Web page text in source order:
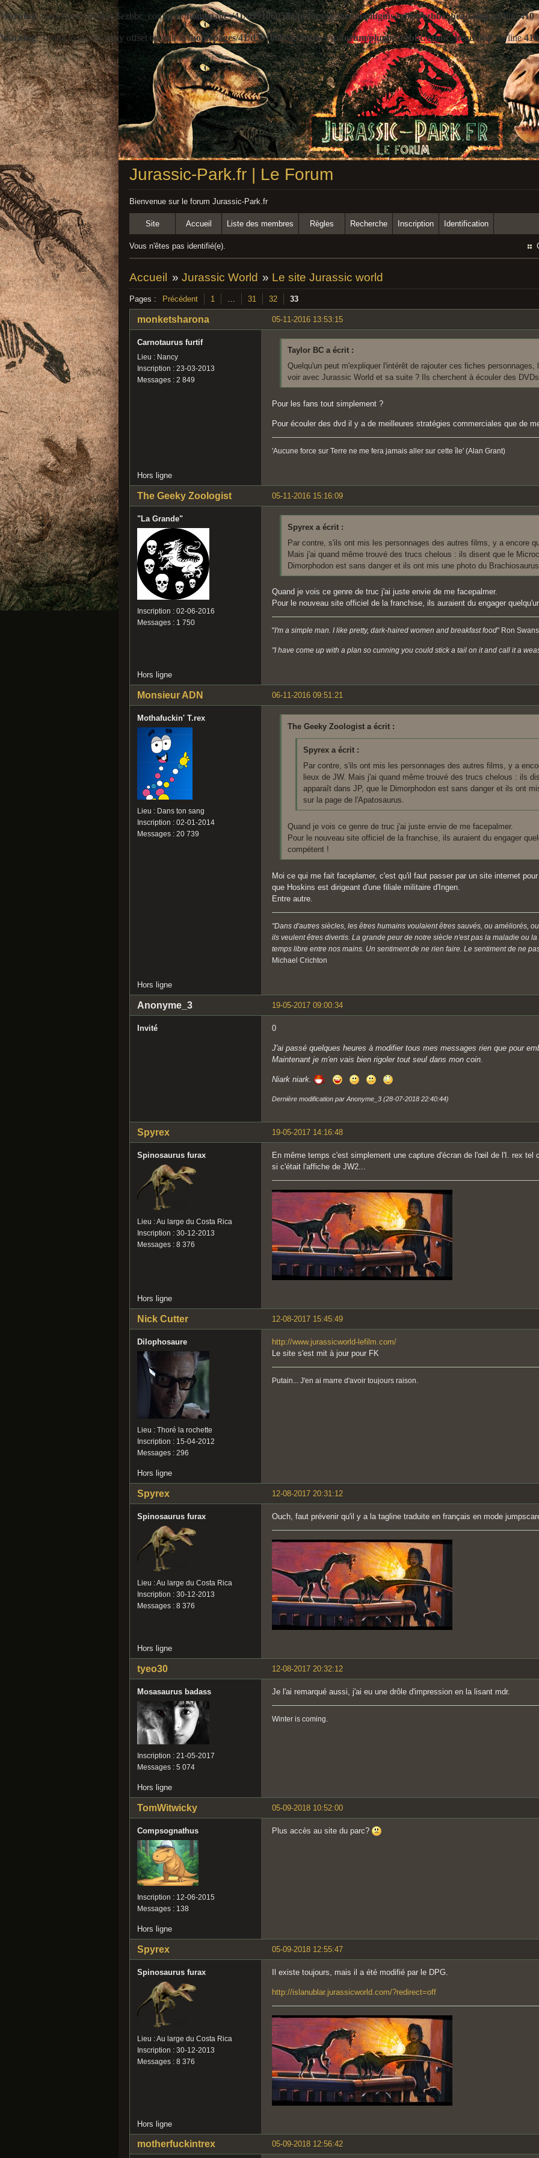
Warning: Undefined variable $ezbbc_config in/homepages/41/d391060533/htdocs/jp/forum/plugins/ezbbc/ezbbc_head.phpon line410
Warning: Trying to access array offset on null in/homepages/41/d391060533/htdocs/jp/forum/plugins/ezbbc/ezbbc_head.phpon line410
Jurassic-Park.fr | Le Forum
Bienvenue sur le forum Jurassic-Park.fr
Site Accueil Liste des membres Règles Recherche Inscription Identification
Vous n'êtes pas identifié(e).
Accueil » Jurassic World » Le site Jurassic world
Pages : Précédent 1 … 31 32 33
05-11-2016 13:53:15
monketsharona
Carnotaurus furtif
Lieu : Nancy
Inscription : 23-03-2013
Messages : 2 849
Taylor BC a écrit :
Quelqu'un peut m'expliquer l'intérêt de rajouter ces fiches personnages,
voir avec Jurassic World et sa suite ? Ils cherchent à écouler des
Pour les fans tout simplement ?
Pour écouler des dvd il y a de meilleures stratégies commerciales que de
'Aucune force sur Terre ne me fera jamais aller sur cette île' (Alan Grant)
Hors ligne
05-11-2016 15:16:09
The Geeky Zoologist
"La Grande"
Inscription : 02-06-2016
Messages : 1 750
Spyrex a écrit :
Par contre, s'ils ont mis les personnages des autres films, y a encore
Mais j'ai quand même trouvé des trucs chelous : ils disent que le
Dimorphodon est sans danger et ils ont mis une photo du
Quand je vois ce genre de truc j'ai juste envie de me facepalmer.
Pour le nouveau site officiel de la franchise, ils auraient du engager
"I'm a simple man. I like pretty, dark-haired women and breakfast food" Ron
"I have come up with a plan so cunning you could stick a tail on it and call it a
Hors ligne
06-11-2016 09:51:21
Monsieur ADN
Mothafuckin' T.rex
Lieu : Dans ton sang
Inscription : 02-01-2014
Messages : 20 739
The Geeky Zoologist a écrit :
Spyrex a écrit :
Par contre, s'ils ont mis les personnages des autres films, y a
lieux de JW. Mais j'ai quand même trouvé des trucs chelous : ils
apparaît dans JP, que le Dimorphodon est sans danger et ils ont
sur la page de l'Apatosaurus.
Quand je vois ce genre de truc j'ai juste envie de me facepalmer.
Pour le nouveau site officiel de la franchise, ils auraient du engager
compétent !
Moi ce qui me fait faceplamer, c'est qu'il faut passer par un site internet
que Hoskins est dirigeant d'une filiale militaire d'Ingen.
Entre autre.
"Dans d'autres siècles, les êtres humains voulaient êtres sauvés, ou améliorés,
ils veulent êtres divertis. La grande peur de notre siècle n'est pas la maladie ou
temps libre entre nos mains. Un sentiment de ne rien faire. Le sentiment de ne
Michael Crichton
Hors ligne
19-05-2017 09:00:34
Anonyme_3
Invité 0
J'ai passé quelques heures à modifier tous mes messages rien que pour
Maintenant je m'en vais bien rigoler tout seul dans mon coin.
Niark niark.
Dernière modification par Anonyme_3 (28-07-2018 22:40:44)
19-05-2017 14:16:48
Spyrex
Spinosaurus furax
Lieu : Au large du Costa Rica
Inscription : 30-12-2013
Messages : 8 376
En même temps c'est simplement une capture d'écran de l'œil de l'I. rex tel
si c'était l'affiche de JW2...
Hors ligne
12-08-2017 15:45:49
Nick Cutter
Dilophosaure
Lieu : Thoré la rochette
Inscription : 15-04-2012
Messages : 296
http://www.jurassicworld-lefilm.com/
Le site s'est mit à jour pour FK
Putain... J'en ai marre d'avoir toujours raison.
Hors ligne
12-08-2017 20:31:12
Spyrex
Spinosaurus furax
Lieu : Au large du Costa Rica
Inscription : 30-12-2013
Messages : 8 376
Ouch, faut prévenir qu'il y a la tagline traduite en français en mode
Hors ligne
12-08-2017 20:32:12
tyeo30
Mosasaurus badass
Inscription : 21-05-2017
Messages : 5 074
Je l'ai remarqué aussi, j'ai eu une drôle d'impression en la lisant mdr.
Winter is coming.
Hors ligne
05-09-2018 10:52:00
TomWitwicky
Compsognathus
Inscription : 12-06-2015
Messages : 138
Plus accès au site du parc?
Hors ligne
05-09-2018 12:55:47
Spyrex
Spinosaurus furax
Lieu : Au large du Costa Rica
Inscription : 30-12-2013
Messages : 8 376
Il existe toujours, mais il a été modifié par le DPG.
http://islanublar.jurassicworld.com/?redirect=off
Hors ligne
05-09-2018 12:56:42
motherfuckintrex